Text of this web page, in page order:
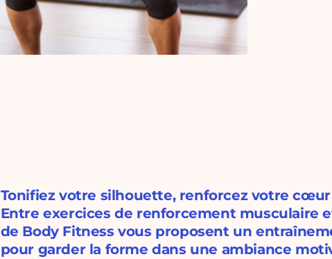
Tonifiez votre silhouette, renforcez votre
Entre exercices de renforcement musculaire
de Body Fitness vous proposent un
pour garder la forme dans une ambiance